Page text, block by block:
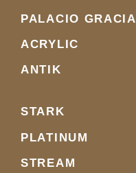
PALACIO GRACIA
ACRYLIC
ANTIK
STARK
PLATINUM
STREAM